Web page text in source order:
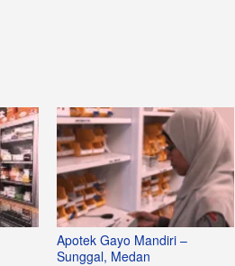
Apotek Gayo Mandiri –
Sunggal, Medan